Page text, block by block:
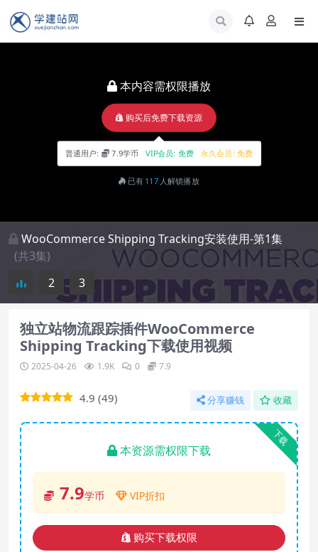
本内容需权限播放
购买后免费下载资源
普通用户: 7.9学币 VIP会员: 免费 永久会员: 免费
已有117 人解锁播放
WooCommerce Shipping Tracking安装使用-第1集
(共3集)
2
3
独立站物流跟踪插件WooCommerce
Shipping Tracking下载使用视频
2025-04-26 1.9K 0 7.9
4.9 (49) 分享赚钱 收藏
下载
本资源需权限下载
7.9学币 VIP折扣
购买下载权限